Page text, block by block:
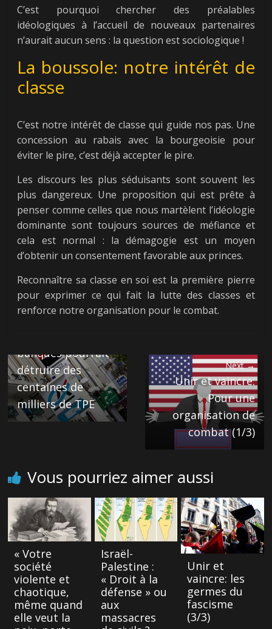
C’est pourquoi chercher des préalables
idéologiques à l’accueil de nouveaux partenaires
n’aurait aucun sens : la question est sociologique !
La boussole: notre intérêt de
classe
C’est notre intérêt de classe qui guide nos pas. Une
concession au rabais avec la bourgeoisie pour
éviter le pire, c’est déjà accepter le pire.
Les discours les plus séduisants sont souvent les
plus dangereux. Une proposition qui est prête à
penser comme celles que nous martèlent l’idéologie
dominante sont toujours sources de méfiance et
cela est normal : la démagogie est un moyen
d’obtenir un consentement favorable aux princes.
Reconnaître sa classe en soi est la première pierre
pour exprimer ce qui fait la lutte des classes et
renforce notre organisation pour le combat.
← Previous
Comment la
banques pourrait
détruire des
centaines de
milliers de TPE
Next →
Unir et vaincre:
Pour une
organisation de
combat (1/3)
Vous pourriez aimer aussi
« Votre
société
violente et
chaotique,
même quand
elle veut la
Israël-
Palestine :
« Droit à la
défense » ou
aux
massacres
Unir et
vaincre: les
germes du
fascisme
(3/3)